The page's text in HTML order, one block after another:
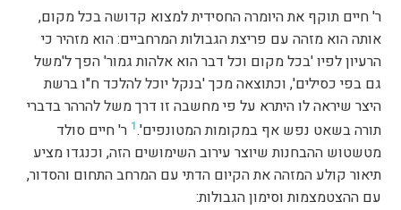
ר' חיים תוקף את היומרה החסידית למצוא קדושה בכל מקום,
אותה הוא מזהה עם פריצת הגבולות המרחביים: הוא מזהיר כי
הרעיון לפיו 'בכל מקום וכל דבר הוא אלהות גמור' הפך ל'משל
גם בפי כסילים', וכתוצאה מכך 'בנקל יוכל להלכד ח"ו ברשת
היצר שיראה לו היתרא על פי מחשבה זו דרך משל להרהר בדברי
תורה בשאט נפש אף במקומות המטונפים'.1 ר' חיים סולד
מטשטוש ההבחנות שיוצר עירוב השימושים הזה, וכנגדו מציע
תיאור קולע המזהה את הקיום הדתי עם המרחב התחום והסדור,
עם ההצטמצמות וסימון הגבולות: